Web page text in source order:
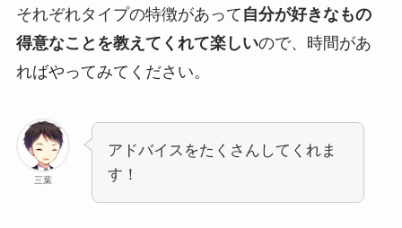
それぞれタイプの特徴があって 自分が好きなもの
得意なことを教えてくれて楽しいので、時間があ
ればやってみてください。
三葉
アドバイスをたくさんしてくれま
す！